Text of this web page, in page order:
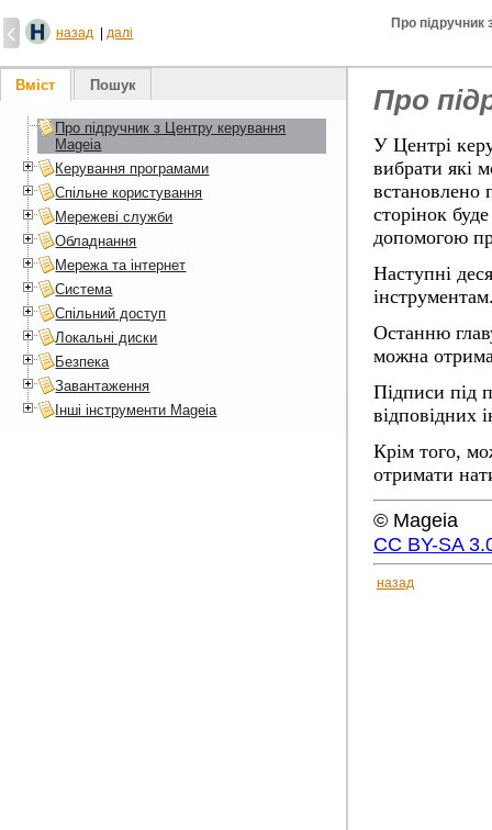
назад далі
Про підручник
Про
У Центрі
вибрати які
встановлено
сторінок
допомогою
Наступні
Останню
можна
Підписи під
відповідних
Крім того,
отримати
© Mageia
CC BY-SA
назад
Вміст Пошук
Про підручник з Центру керування
Mageia
Керування програмами
Спільне користування
Мережеві служби
Обладнання
Мережа та інтернет
Система
Спільний доступ
Локальні диски
Безпека
Завантаження
Інші інструменти Mageia